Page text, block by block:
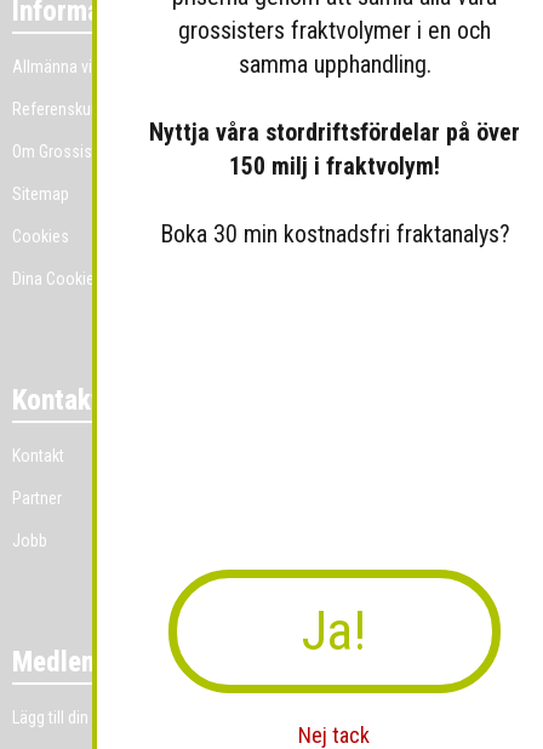
Information
Allmänna villkor
Referenskunder
Om Grossist.se
Sitemap
Cookies
Dina Cookie-prefenser
Kontakt
Kontakt
Partner
Jobb
Medlemmar
Lägg till din grossistverksamhet
grossisters fraktvolymer i en och
samma upphandling.
Nyttja våra stordriftsfördelar på över
150 milj i fraktvolym!
Boka 30 min kostnadsfri fraktanalys?
Ja!
Nej tack